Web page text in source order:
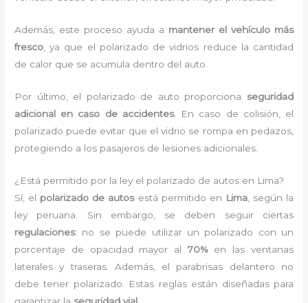
Además, este proceso ayuda a mantener el vehículo más
fresco, ya que el polarizado de vidrios reduce la cantidad
de calor que se acumula dentro del auto.
Por último, el polarizado de auto proporciona seguridad
adicional en caso de accidentes. En caso de colisión, el
polarizado puede evitar que el vidrio se rompa en pedazos,
protegiendo a los pasajeros de lesiones adicionales.
¿Está permitido por la ley el polarizado de autos en Lima?
Sí, el polarizado de autosestá permitido en Lima, según la
ley peruana. Sin embargo, se deben seguir ciertas
regulaciones: no se puede utilizar un polarizado con un
porcentaje de opacidad mayor al 70%en las ventanas
laterales y traseras. Además, el parabrisas delantero no
debe tener polarizado. Estas reglas están diseñadas para